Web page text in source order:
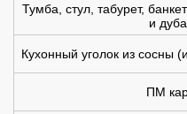
Тумба, стул, табурет,
и
Кухонный уголок из сосны
ПМ